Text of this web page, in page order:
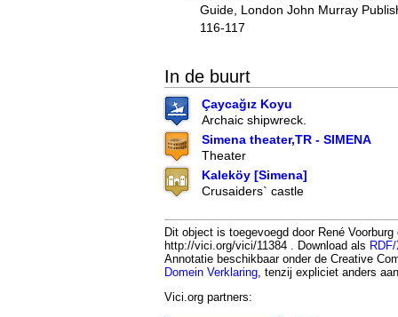
Guide, London John Murray
116-117
In de buurt
Çaycağız Koyu
Archaic shipwreck.
Simena theater,TR - SIMENA
Theater
Kaleköy [Simena]
Crusaiders` castle
Dit object is toegevoegd door René
http://vici.org/vici/11384 . Download als
Annotatie beschikbaar onder de Creative
Domein Verklaring , tenzij expliciet anders
Vici.org partners: